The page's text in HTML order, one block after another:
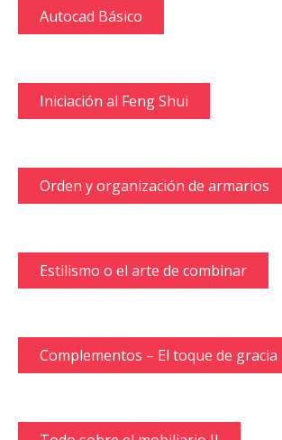
Autocad Básico
Iniciación al Feng Shui
Orden y organización de armarios
Estilismo o el arte de combinar
Complementos – El toque de gracia